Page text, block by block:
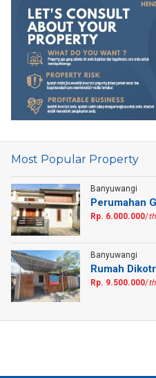
Most Popular Property
Banyuwangi
Perumahan
Rp. 6.000.000/
Banyuwangi
Rumah
Rp. 9.500.000/